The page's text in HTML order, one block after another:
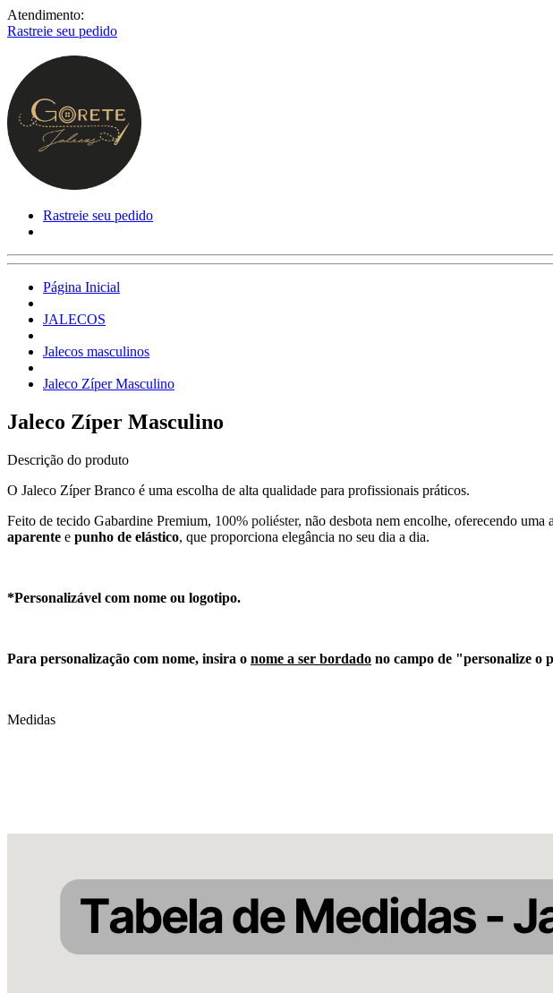
Atendimento:
Rastreie seu pedido
Rastreie seu pedido
Página Inicial
JALECOS
Jalecos masculinos
Jaleco Zíper Masculino
Jaleco Zíper Masculino
Descrição do produto
O Jaleco Zíper Branco é uma escolha de alta qualidade para profissionais práticos.
Feito de tecido Gabardine Premium, 100% poliéster, não desbota nem encolhe, oferecendo
aparente e punho de elástico, que proporciona elegância no seu dia a dia.
*Personalizável com nome ou logotipo.
Para personalização com nome, insira o nome a ser bordado no campo de "personalize o
Medidas